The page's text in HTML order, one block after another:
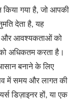
गया है, जो आपकी
देता है, यह
और आवश्यकताओं को
अधिकतम करता है।
बनाने के लिए
में समय और लागत की
डिज़ाइनर हों, या एक